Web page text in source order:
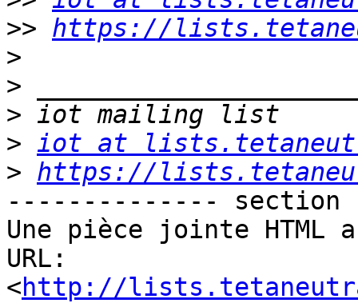
>> https://
>
>
>
> iot at
> https://
-------------- section
Une pièce jointe
URL:
<http://